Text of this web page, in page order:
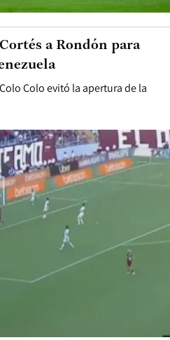
Colo evitó la apertura de la
a Rondón para